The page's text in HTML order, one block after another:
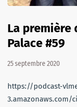
La première
Palace #59
25 septembre 2020
https://podcast-
3.amazonaws.com/